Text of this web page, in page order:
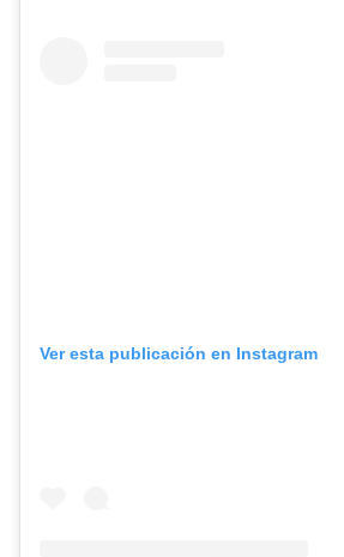
Ver esta publicación en Instagram